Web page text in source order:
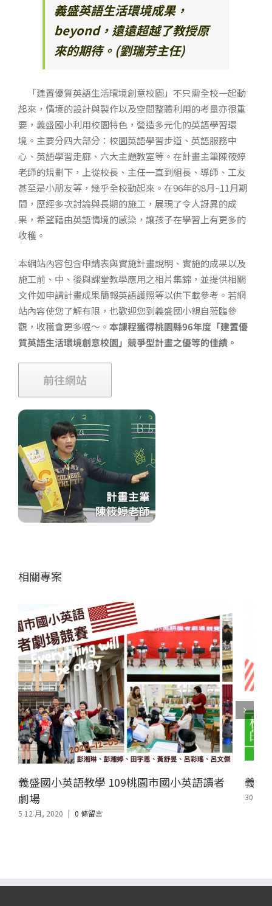
義盛英語生活環境成果，
beyond，遠遠超越了教授原
來的期待。(劉瑞芳主任)
「建置優質英語生活環境創意校園」 不只需全校一起動
起來，情境的設計與製作以及空間整體利用的考量亦很重
要，義盛國小利用校園特色，營造多元化的英語學習環
境。主要分四大部分： 校園英語學習步道 、英語服務中
心 、英語學習走廊、 六大主題教室等。在計畫主筆陳筱婷
老師的規劃下，上從校長、主任一直到組長、導師、工友
甚至是小朋友等，幾乎全校動起來。在96年的8月~11月期
間，歷經多次討論與長期的施工，展現了令人訝異的成
果，希望藉由英語情境的感染，讓孩子在學習上有更多的
收穫。
本網站內容包含申請表與實施計畫說明、實施的成果以及
施工前、中、後與課堂教學應用之相片集錦，並提供相關
文件如申請計畫成果簡報英語護照等以供下載參考。若網
站內容使您了解有限，也歡迎您到義盛國小親自蒞臨參
觀，收穫會更多喔～。 本課程獲得桃園縣96年度「建置優
質英語生活環境創意校園」競爭型計畫之優等的佳績。
前往網站
相關專案
義盛國小英語教學 109桃園市國小英語讀者
劇場
5 12 月, 2020 | 0 條留言
義盛
30 6 月